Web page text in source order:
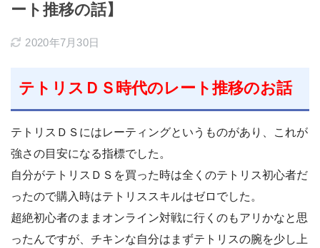
ート推移の話】
2020年7月30日
テトリスＤＳ時代のレート推移のお話
テトリスＤＳにはレーティングというものがあり、これが
強さの目安になる指標でした。
自分がテトリスＤＳを買った時は全くのテトリス初心者だ
ったので購入時はテトリススキルはゼロでした。
超絶初心者のままオンライン対戦に行くのもアリかなと思
ったんですが、チキンな自分はまずテトリスの腕を少し上